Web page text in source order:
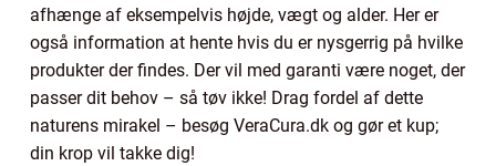
afhænge af eksempelvis højde, vægt og alder. Her er
også information at hente hvis du er nysgerrig på hvilke
produkter der findes. Der vil med garanti være noget, der
passer dit behov – så tøv ikke! Drag fordel af dette
naturens mirakel – besøg VeraCura.dk og gør et kup;
din krop vil takke dig!